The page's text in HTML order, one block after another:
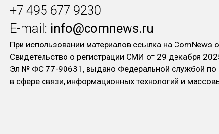
+7 495 677 9230
E-mail: info@comnews.ru
При использовании материалов ссылка на ComNews
Свидетельство о регистрации СМИ от 29 декабря
Эл № ФC 77-90631, выдано Федеральной службой по
в сфере связи, информационных технологий и